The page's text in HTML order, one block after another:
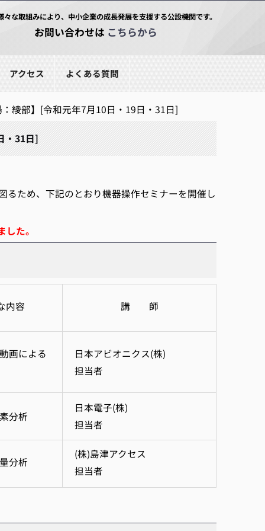
な取組みにより、中小企業の成長発展を支援する公設機関です。
お問い合わせは こちらから
アクセス よくある質問
綾部】[令和元年7月10日・19日・31日]
・31日]
ため、下記のとおり機器操作セミナーを開催し
た。
内容 講 師
画による
日本アビオニクス(株)
担当者
分析
日本電子(株)
担当者
分析
(株)島津アクセス
担当者